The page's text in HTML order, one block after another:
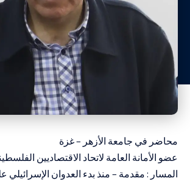
محاضر في جامعة الأزهر – غزة
عضو الأمانة العامة لاتحاد الاقتصاديين